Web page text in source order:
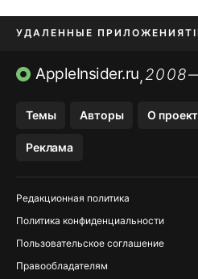
УДАЛЕННЫЕ ПРИЛОЖЕНИЯ
ПРИЛОЖЕНИЯ БЕЗ APP STORE
AppleInsider.ru,
Темы Авторы О
Реклама
Редакционная политика
Политика конфиденциальности
Пользовательское соглашение
Правообладателям